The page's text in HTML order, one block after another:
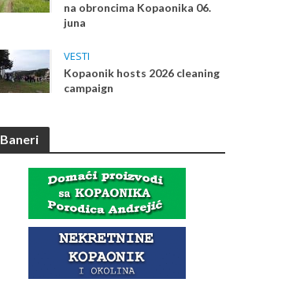
na obroncima Kopaonika 06.
juna
VESTI
Kopaonik hosts 2026 cleaning
campaign
Baneri